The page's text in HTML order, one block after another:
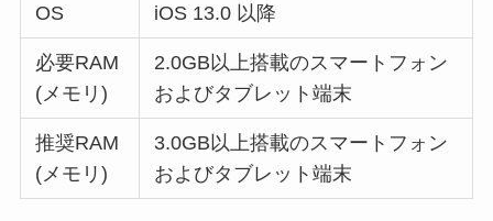
OS
iOS 13.0 以降
必要RAM
(メモリ)
2.0GB以上搭載のスマートフォン
およびタブレット端末
推奨RAM
(メモリ)
3.0GB以上搭載のスマートフォン
およびタブレット端末